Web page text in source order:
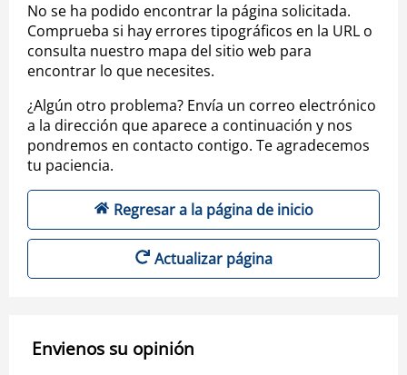
No se ha podido encontrar la página solicitada.
Comprueba si hay errores tipográficos en la URL o
consulta nuestro mapa del sitio web para
encontrar lo que necesites.
¿Algún otro problema? Envía un correo electrónico
a la dirección que aparece a continuación y nos
pondremos en contacto contigo. Te agradecemos
tu paciencia.
Regresar a la página de inicio
Actualizar página
Envienos su opinión